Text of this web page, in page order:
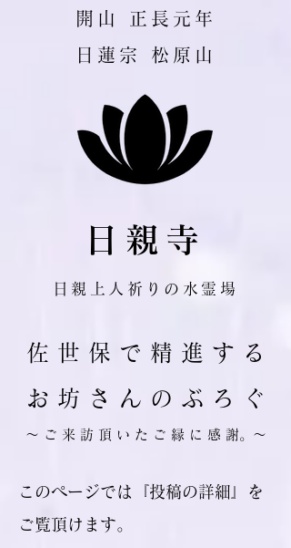
​開山 正長元年
日蓮宗 松原山
日親寺
日親上人祈りの水霊場
佐 世 保 で 精 進 す る
お 坊 さ ん の ぶ ろ ぐ
​～ ご 来 訪 頂 い た ご 縁 に 感 謝。～
このページでは『投稿の詳細』を
ご覧頂けます。